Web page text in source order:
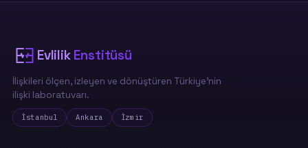
"kurtarma" çoğu zaman farkında olmadan
aşkın taşıyamayacağı kadar ağırdır.
Evlilik Enstitüsü
İlişkileri ölçen, izleyen ve dönüştüren Türkiye'nin
ilişki laboratuvarı.
İstanbul Ankara İzmir